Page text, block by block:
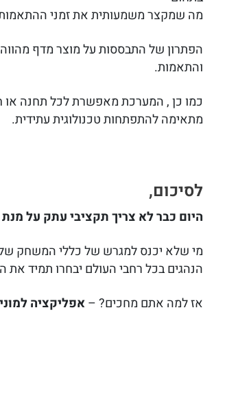
מה שמקצר משמעותית את זמני
הפתרון של התבססות על מוצר מדף
והתאמות.
כמו כן , המערכת מאפשרת לכל תחנה או
מתאימה להתפתחות טכנולוגית עתידית.
לסיכום,
היום כבר לא צריך תקציבי עתק על
מי שלא יכנס למגרש של כללי המשחק
הנהגים בכל רחבי העולם יבחרו תמיד
אז למה אתם מחכים? –אפליקציה